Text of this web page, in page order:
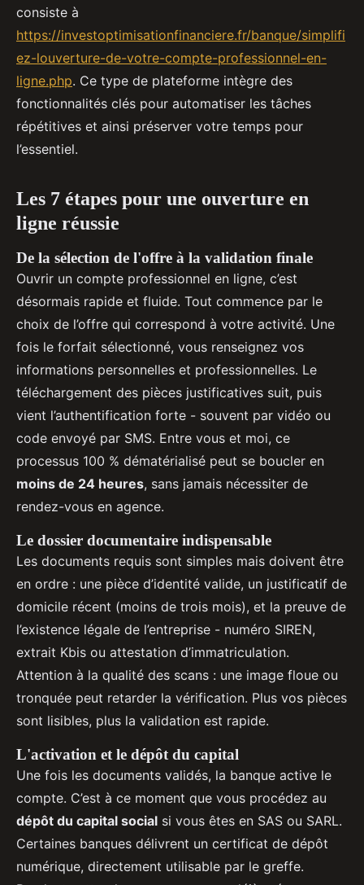
consiste à
https://investoptimisationfinanciere.fr/banque/simplifi
ez-louverture-de-votre-compte-professionnel-en-
ligne.php. Ce type de plateforme intègre des
fonctionnalités clés pour automatiser les tâches
répétitives et ainsi préserver votre temps pour
l’essentiel.
Les 7 étapes pour une ouverture en
ligne réussie
De la sélection de l'offre à la validation finale
Ouvrir un compte professionnel en ligne, c’est
désormais rapide et fluide. Tout commence par le
choix de l’offre qui correspond à votre activité. Une
fois le forfait sélectionné, vous renseignez vos
informations personnelles et professionnelles. Le
téléchargement des pièces justificatives suit, puis
vient l’authentification forte - souvent par vidéo ou
code envoyé par SMS. Entre vous et moi, ce
processus 100 % dématérialisé peut se boucler en
moins de 24 heures, sans jamais nécessiter de
rendez-vous en agence.
Le dossier documentaire indispensable
Les documents requis sont simples mais doivent être
en ordre : une pièce d’identité valide, un justificatif de
domicile récent (moins de trois mois), et la preuve de
l’existence légale de l’entreprise - numéro SIREN,
extrait Kbis ou attestation d’immatriculation.
Attention à la qualité des scans : une image floue ou
tronquée peut retarder la vérification. Plus vos pièces
sont lisibles, plus la validation est rapide.
L'activation et le dépôt du capital
Une fois les documents validés, la banque active le
compte. C’est à ce moment que vous procédez au
dépôt du capital social si vous êtes en SAS ou SARL.
Certaines banques délivrent un certificat de dépôt
numérique, directement utilisable par le greffe.